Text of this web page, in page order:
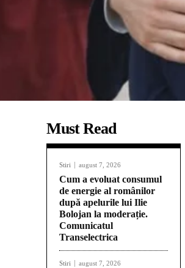
Must Read
Stiri august 7, 2026
Cum a evoluat consumul
de energie al românilor
după apelurile lui Ilie
Bolojan la moderație.
Comunicatul
Transelectrica
Stiri august 7, 2026